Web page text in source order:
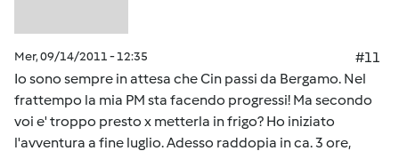
Mer, 09/14/2011 - 12:35
#11
Io sono sempre in attesa che Cin passi da Bergamo. Nel
frattempo la mia PM sta facendo progressi! Ma secondo
voi e' troppo presto x metterla in frigo? Ho iniziato
l'avventura a fine luglio. Adesso raddopia in ca. 3 ore,